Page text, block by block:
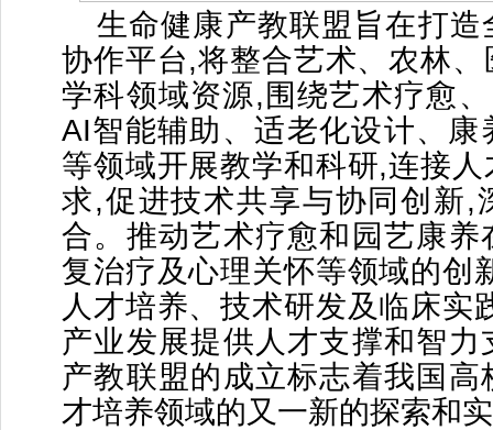
生命健康产教联盟旨在打造
协作平台,将整合艺术、农林
学科领域资源,围绕艺术疗愈
AI智能辅助、适老化设计、康
等领域开展教学和科研,连接
求,促进技术共享与协同创新,
合。推动艺术疗愈和园艺康养
复治疗及心理关怀等领域的创
人才培养、技术研发及临床实
产业发展提供人才支撑和智力
产教联盟的成立标志着我国高
才培养领域的又一新的探索和